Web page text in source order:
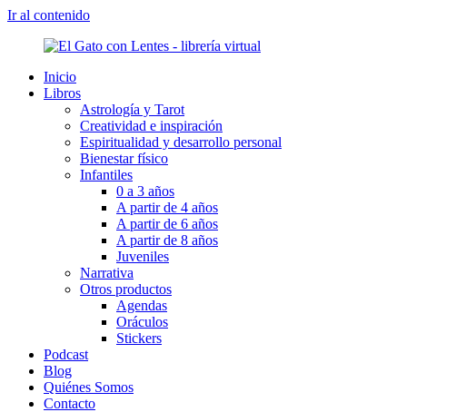
Ir al contenido
Inicio
Libros
Astrología y Tarot
Creatividad e inspiración
Espiritualidad y desarrollo personal
Bienestar físico
Infantiles
0 a 3 años
A partir de 4 años
A partir de 6 años
A partir de 8 años
Juveniles
Narrativa
Otros productos
Agendas
Oráculos
Stickers
Podcast
Blog
Quiénes Somos
Contacto